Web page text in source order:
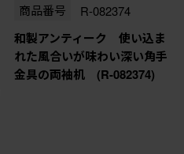
商品番号 R-082374
和製アンティーク 使い込ま
れた風合いが味わい深い角手
金具の両袖机 (R-082374)